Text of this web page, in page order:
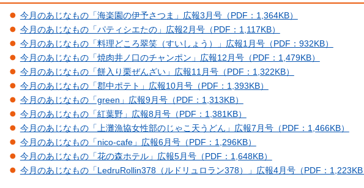
今月のあじなもの「海楽園の伊予さつま」広報3月号（PDF：1,364KB）
今月のあじなもの「パティシエたの」広報2月号（PDF：1,117KB）
今月のあじなもの「料理どころ翠笑（すいしょう）」広報1月号（PDF：932KB）
今月のあじなもの「焼肉井ノ口のチャンポン」広報12月号（PDF：1,479KB）
今月のあじなもの「餅入り栗ぜんざい」広報11月号（PDF：1,322KB）
今月のあじなもの「郡中ポテト」広報10月号（PDF：1,393KB）
今月のあじなもの「green」広報9月号（PDF：1,313KB）
今月のあじなもの「紅葉野」広報8月号（PDF：1,381KB）
今月のあじなもの「上灘漁協女性部のじゃこ天うどん」広報7月号（PDF：1,466KB）
今月のあじなもの「nico-cafe」広報6月号（PDF：1,296KB）
今月のあじなもの「花の森ホテル」広報5月号（PDF：1,648KB）
今月のあじなもの「LedruRollin378（ルドリュロラン378）」広報4月号（PDF：1,223KB